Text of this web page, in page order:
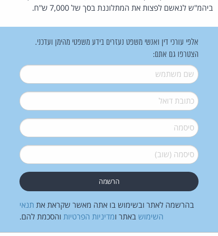
ביהמ"ש לנאשם לפצות את המתלוננת בסך של 7,000 ש"ח.
אלפי עורכי דין ואנשי משפט נעזרים בידע משפטי מהימן ועדכני.
הצטרפו גם אתם:
שם משתמש*
דואל*
סיסמה*
סיסמה (שוב)*
בהרשמה לאתר ובשימוש בו אתה מאשר שקראת את תנאי
השימוש באתר ומדיניות הפרטיות והסכמת להם.